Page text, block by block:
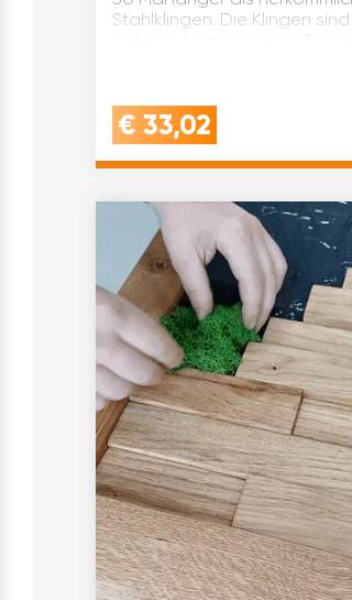
Stahlklingen. Die Klingen sind
€ 33,02